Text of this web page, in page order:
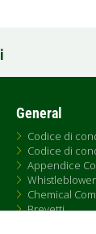
General
Codice di
Codice di
Appendice
Whistleblower
Chemical
Brevetti